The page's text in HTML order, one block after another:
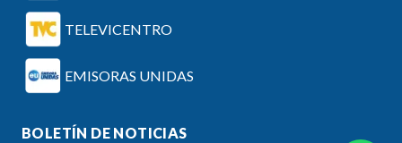
TELEVICENTRO
EMISORAS UNIDAS
BOLETÍN DE NOTICIAS